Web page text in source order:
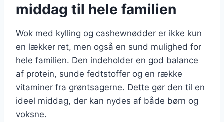
middag til hele familien
Wok med kylling og cashewnødder er ikke kun
en lækker ret, men også en sund mulighed for
hele familien. Den indeholder en god balance
af protein, sunde fedtstoffer og en række
vitaminer fra grøntsagerne. Dette gør den til en
ideel middag, der kan nydes af både børn og
voksne.